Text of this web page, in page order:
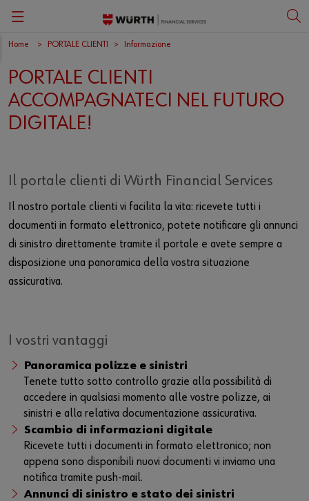
Zurück
Direzione aziendale
Appartenenza
Image brochure
Gruppo Würth
Media
Zurück
Rete
Annuncio di sinistro
Zurück
Arte e cultura
Sport
Zurück
Opportunità di lavoro
Formazione professionale
Zurück
Annuncio di sinistro
Opuscoli
Rendiconto annuale Würth Finance Group
Image brochure
Compliance
Portale Clienti
Zurück
Informazione
Istruzioni
Zurück
Deutsch
Italiano
Home PORTALE CLIENTI Informazione
PORTALE CLIENTI
ACCOMPAGNATECI NEL FUTURO
DIGITALE!
Il portale clienti di Würth Financial Services
Il nostro portale clienti vi facilita la vita: ricevete tutti i
documenti in formato elettronico, potete notificare gli annunci
di sinistro direttamente tramite il portale e avete sempre a
disposizione una panoramica della vostra situazione
assicurativa.
I vostri vantaggi
Panoramica polizze e sinistri
Tenete tutto sotto controllo grazie alla possibilità di
accedere in qualsiasi momento alle vostre polizze, ai
sinistri e alla relativa documentazione assicurativa.
Scambio di informazioni digitale
Ricevete tutti i documenti in formato elettronico; non
appena sono disponibili nuovi documenti vi inviamo una
notifica tramite push-mail.
Annunci di sinistro e stato dei sinistri